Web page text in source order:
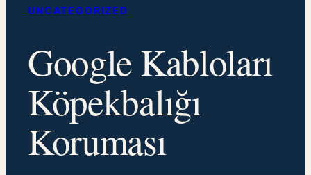
UNCATEGORIZED
Google Kabloları
Köpekbalığı
Koruması